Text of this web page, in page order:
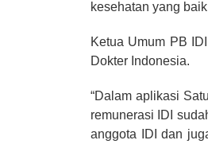
kesehatan yang
Ketua Umum PB
Dokter Indonesia.
“Dalam aplikasi
remunerasi IDI
anggota IDI dan